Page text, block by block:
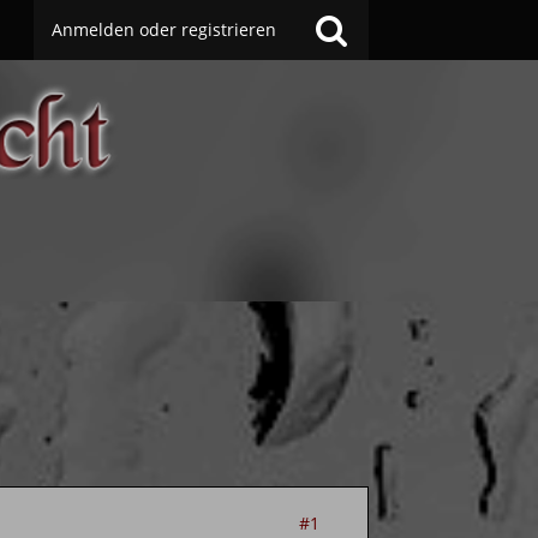
Anmelden oder registrieren
#1